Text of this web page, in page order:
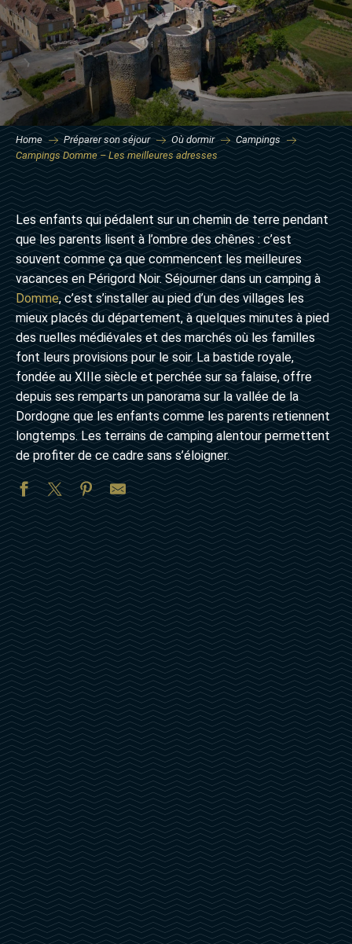
Home Préparer son séjour Où dormir
Campings
Campings Domme – Les meilleures adresses
Les enfants qui pédalent sur un chemin de terre pendant
que les parents lisent à l’ombre des chênes : c’est
souvent comme ça que commencent les meilleures
vacances en Périgord Noir. Séjourner dans un camping à
Domme, c’est s’installer au pied d’un des villages les
mieux placés du département, à quelques minutes à pied
des ruelles médiévales et des marchés où les familles
font leurs provisions pour le soir. La bastide royale,
fondée au XIIIe siècle et perchée sur sa falaise, offre
depuis ses remparts un panorama sur la vallée de la
Dordogne que les enfants comme les parents retiennent
longtemps. Les terrains de camping alentour permettent
de profiter de ce cadre sans s’éloigner.